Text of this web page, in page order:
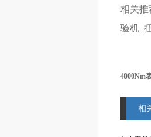
相关推
验机
4000Nm
相